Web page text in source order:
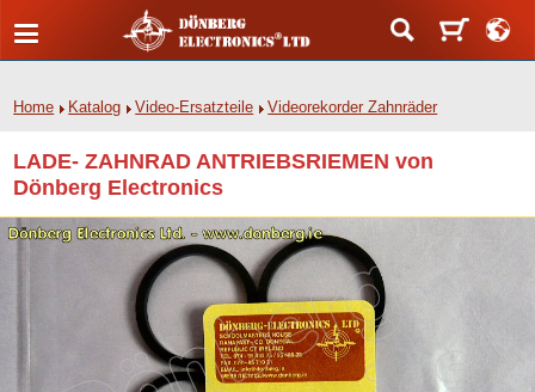
Home Katalog Video-Ersatzteile Videorekorder Zahnräder
LADE- ZAHNRAD ANTRIEBSRIEMEN von
Dönberg Electronics